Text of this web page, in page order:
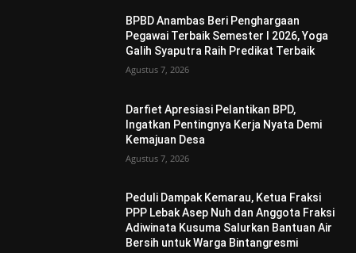
BPBD Anambas Beri Penghargaan
Pegawai Terbaik Semester I 2026, Yoga
Galih Syaputra Raih Predikat Terbaik
Agustus 7, 2026
Darfiet Apresiasi Pelantikan BPD,
Ingatkan Pentingnya Kerja Nyata Demi
Kemajuan Desa
Agustus 7, 2026
Peduli Dampak Kemarau, Ketua Fraksi
PPP Lebak Asep Nuh dan Anggota Fraksi
Adiwinata Kusuma Salurkan Bantuan Air
Bersih untuk Warga Bintangresmi